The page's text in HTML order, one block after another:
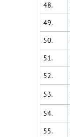
48.
49.
50.
51.
52.
53.
54.
55.